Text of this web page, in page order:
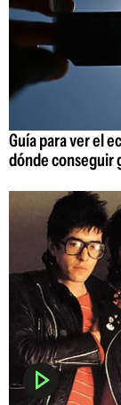
Guía para ver el
dónde conseguir